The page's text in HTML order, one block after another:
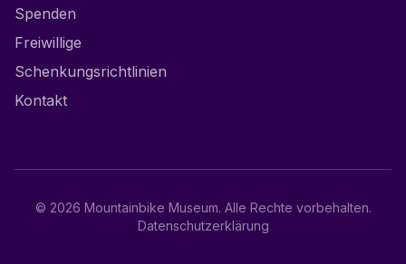
Spenden
Freiwillige
Schenkungsrichtlinien
Kontakt
© 2026 Mountainbike Museum. Alle Rechte vorbehalten.
Datenschutzerklärung